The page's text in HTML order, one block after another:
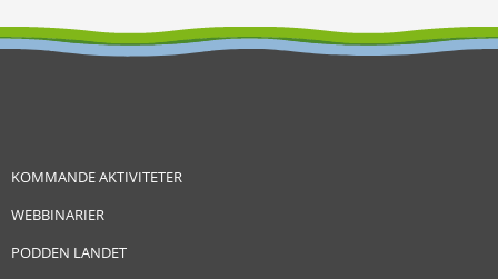
KOMMANDE AKTIVITETER
WEBBINARIER
PODDEN LANDET